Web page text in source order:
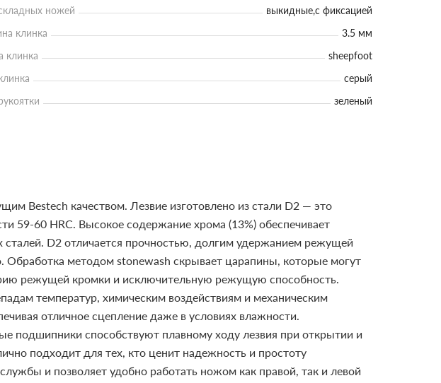
ножей
выкидные,с фиксацией
клинка
3.5 мм
клинка
sheepfoot
серый
зеленый
Bestech качеством. Лезвие изготовлено из стали D2 — это
59-60 HRC. Высокое содержание хрома (13%) обеспечивает
D2 отличается прочностью, долгим удержанием режущей
методом stonewash скрывает царапины, которые могут
режущей кромки и исключительную режущую способность.
температур, химическим воздействиям и механическим
отличное сцепление даже в условиях влажности.
подшипники способствуют плавному ходу лезвия при открытии и
подходит для тех, кто ценит надежность и простоту
и позволяет удобно работать ножом как правой, так и левой